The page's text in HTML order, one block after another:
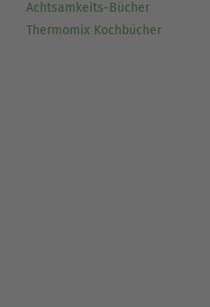
Achtsamkeits-Bücher
Thermomix Kochbücher